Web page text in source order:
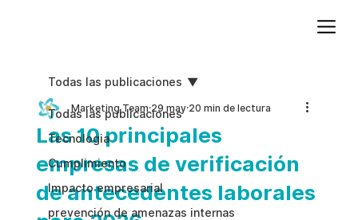
Todas las publicaciones
Tecnologia
Cumplimiento
Impacto empresarial
prevención de amenazas internas
Todas las publicaciones
Las 10 principales
empresas de verificación
de antecedentes laborales
Marketing Team 29 may 20 min de lectura